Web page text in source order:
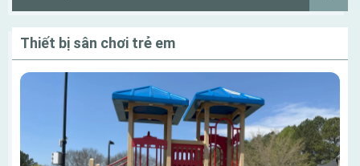
Thiết bị sân chơi trẻ em